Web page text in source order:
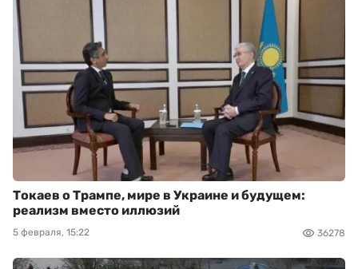
Токаев о Трампе, мире в Украине и будущем:
реализм вместо иллюзий
5 февраля, 15:22 36278